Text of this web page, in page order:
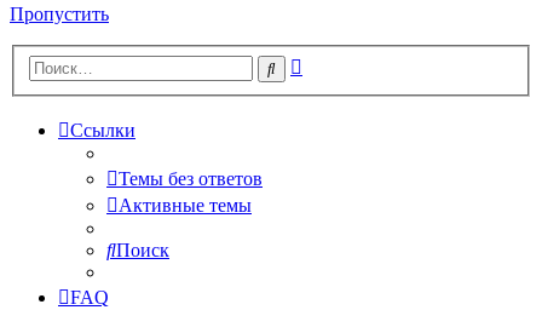
Пропустить
Поиск
Ссылки
Темы без ответов
Активные темы
Поиск
FAQ